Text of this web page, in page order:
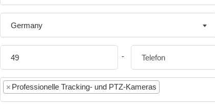
Germany
-
× Professionelle Tracking- und PTZ-Kameras